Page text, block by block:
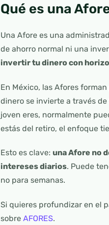
Qué es una
Una Afore es una
de ahorro normal ni una
invertir tu dinero con
En México, las Afores
dinero se invierte a través
joven eres, normalmente
estás del retiro, el enfoque
Esto es clave: una Afore no
intereses diarios. Puede
no para semanas.
Si quieres profundizar en el
sobre AFORES.